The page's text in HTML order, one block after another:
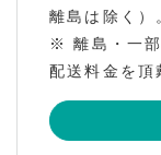
離島は除く）
※ 離島・一部
配送料金を頂